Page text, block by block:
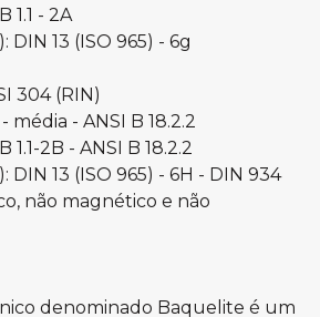
1.1 - 2A
DIN 13 (ISO 965) - 6g
304 (RIN)
média - ANSI B 18.2.2
1.1-2B - ANSI B 18.2.2
DIN 13 (ISO 965) - 6H - DIN 934
não magnético e não
denominado Baquelite é um